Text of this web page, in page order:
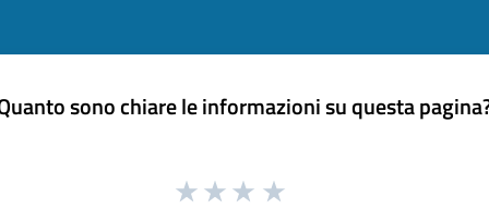
sono chiare le informazioni su questa